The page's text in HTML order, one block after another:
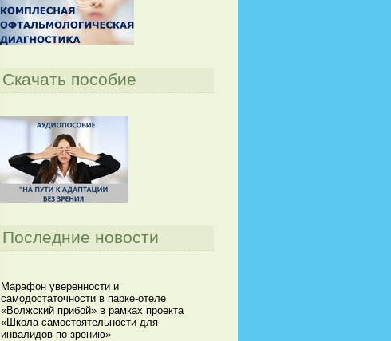
Скачать пособие
Последние новости
Марафон уверенности и
самодостаточности в парке-отеле
«Волжский прибой» в рамках проекта
«Школа самостоятельности для
инвалидов по зрению»